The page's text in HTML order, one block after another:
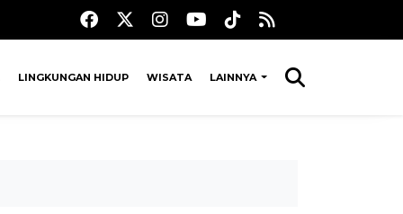
LINGKUNGAN HIDUP WISATA LAINNYA